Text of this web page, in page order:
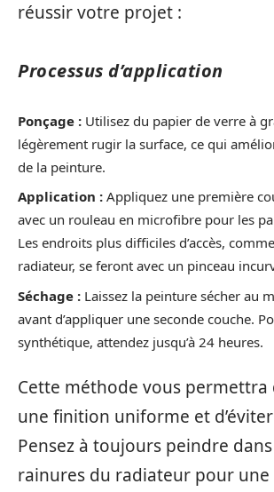
réussir votre projet :
Processus d’application
Ponçage : Utilisez du papier de verre à
légèrement rugir la surface, ce qui
de la peinture.
Application : Appliquez une première
avec un rouleau en microfibre pour les
Les endroits plus difficiles d’accès,
radiateur, se feront avec un pinceau
Séchage : Laissez la peinture sécher au
avant d’appliquer une seconde couche.
synthétique, attendez jusqu’à 24 heures.
Cette méthode vous permettra
une finition uniforme et
Pensez à toujours peindre
rainures du radiateur pour